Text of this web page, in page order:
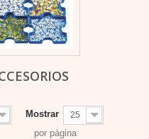
Mostrar 25
por página